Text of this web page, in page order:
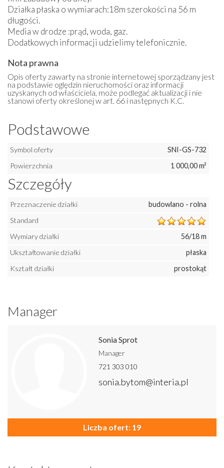
Działka płaska o wymiarach:18m szerokości na 56 m
długości.
Media w drodze :prąd, woda, gaz.
Dodatkowych informacji udzielimy telefonicznie.
Nota prawna
Opis oferty zawarty na stronie internetowej sporządzany jest
na podstawie oględzin nieruchomości oraz informacji
uzyskanych od właściciela, może podlegać aktualizacji i nie
stanowi oferty określonej w art. 66 i następnych K.C.
Podstawowe
Symbol oferty
SNI-GS-732
Powierzchnia
1 000,00 m²
Szczegóły
Przeznaczenie działki
budowlano - rolna
Standard
Wymiary działki
56/18 m
Ukształtowanie działki
płaska
Kształt działki
prostokąt
Manager
Sonia Sprot
Manager
721 303 010
sonia.bytom@interia.pl
Liczba ofert: 19